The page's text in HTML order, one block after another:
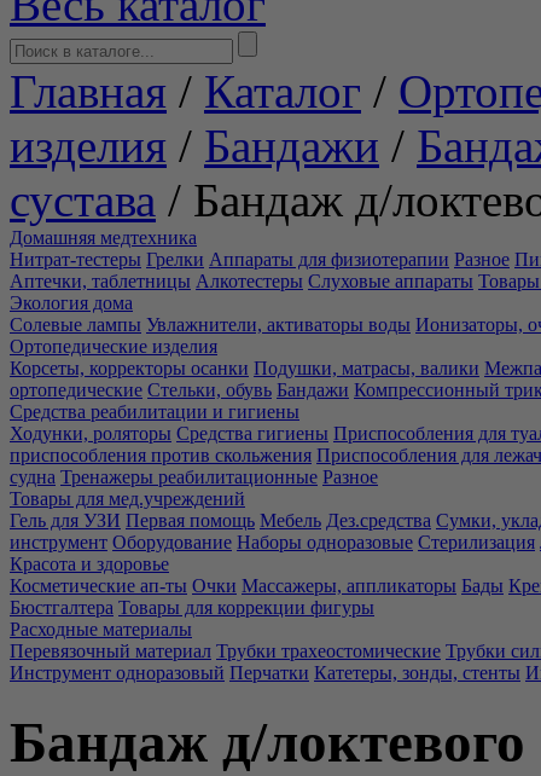
Главная / Каталог /
изделия / Бандажи /
сустава / Бандаж д/
Домашняя медтехника
Нитрат-тестеры Грелки Аппараты для физиотерапии Разное
Аптечки, таблетницы Алкотестеры Слуховые аппараты Товары
Экология дома
Солевые лампы Увлажнители, активаторы воды Ионизаторы,
Ортопедические изделия
Корсеты, корректоры осанки Подушки, матрасы, валики
ортопедические Стельки, обувь Бандажи Компрессионный
Средства реабилитации и гигиены
Ходунки, роляторы Средства гигиены Приспособления для
приспособления против скольжения Приспособления для
судна Тренажеры реабилитационные Разное
Товары для мед.учреждений
Гель для УЗИ Первая помощь Мебель Дез.средства Сумки,
инструмент Оборудование Наборы одноразовые Стерилизация
Красота и здоровье
Косметические ап-ты Очки Массажеры, аппликаторы Бады
Бюстгалтера Товары для коррекции фигуры
Расходные материалы
Перевязочный материал Трубки трахеостомические Трубки
Инструмент одноразовый Перчатки Катетеры, зонды, стенты
Бандаж д/